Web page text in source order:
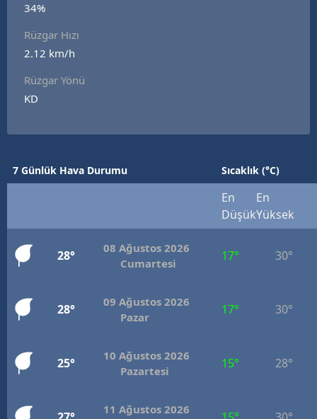
Giresun
Gümüşhane
Kars
34%
Rüzgar Hızı
2.12 km/h
Rüzgar Yönü
KD
7 Günlük Hava Durumu Sıcaklık (°C)
En
Düşük
En
Yüksek
28°
08 Ağustos 2026
Cumartesi
17° 30°
28°
09 Ağustos 2026
Pazar
17° 30°
25°
10 Ağustos 2026
Pazartesi
15° 28°
11 Ağustos 2026